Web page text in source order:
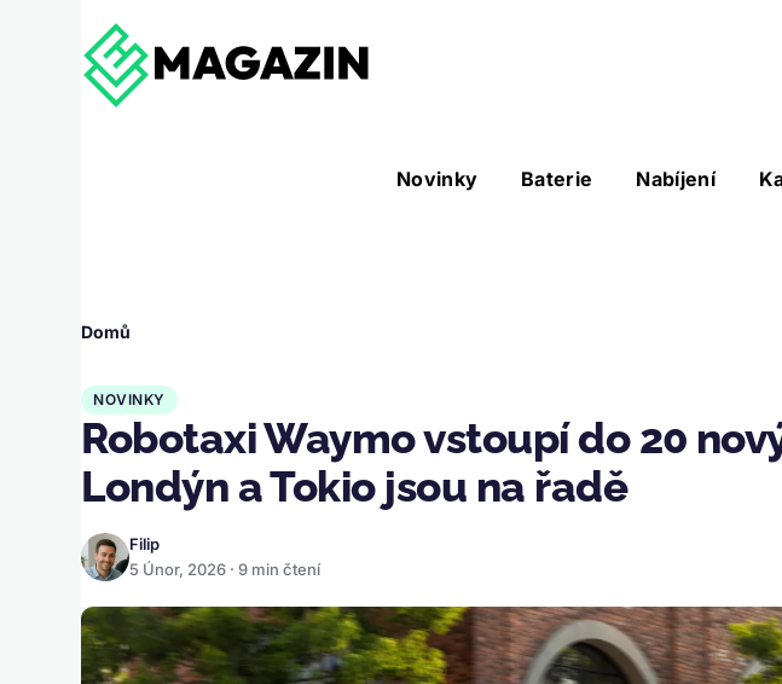
Hlavní
Novinky Baterie Nabíjení
Nástroje sub-navigation
Drobečková
navigace
Domů
NOVINKY
Robotaxi Waymo vstoupí do 20
Londýn a Tokio jsou na řadě
Filip
5 Únor, 2026 · 9 min čtení